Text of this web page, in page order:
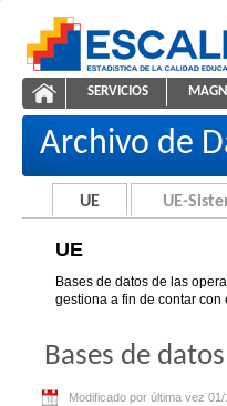
ESCALE - Unidad de
UE
NAVEGACIÓN
SERVICIOS
Archivo de
UE UE-
UE
Bases de datos de las
gestiona a fin de contar
Bases de datos
Modificado por última vez 01/